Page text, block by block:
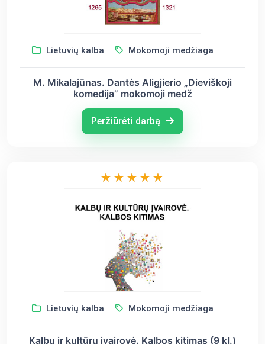
Lietuvių kalba Mokomoji medžiaga
M. Mikalajūnas. Dantės Aligjierio „Dieviškoji
komedija” mokomoji medž
Peržiūrėti darbą
Lietuvių kalba Mokomoji medžiaga
Kalbų ir kultūrų įvairovė. Kalbos kitimas (9 kl.)